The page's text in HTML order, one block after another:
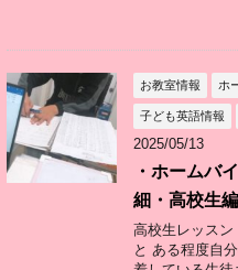
お教室情報 ホ
子ども英語情報
2025/05/13
・ホームバ
細・高校生編
高校生レッス
と ある程度自